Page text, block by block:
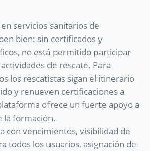
servicios sanitarios de
bien: sin certificados y
no está permitido participar
de rescate. Para
los rescatistas sigan el itinerario
y renueven certificaciones a
ofrece un fuerte apoyo a
la formación.
con vencimientos, visibilidad de
todos los usuarios, asignación de